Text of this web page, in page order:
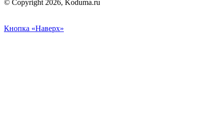
© Copyright 2026, Koduma.ru
Кнопка «Наверх»